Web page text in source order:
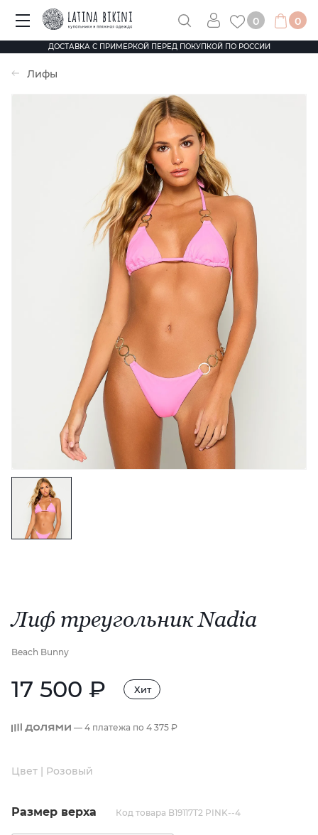
ДОСТАВКА С ПРИМЕРКОЙ ПЕРЕД ПОКУПКОЙ ПО РОССИИ
0 0
Лифы
Лиф треугольник Nadia
Beach Bunny
17 500 ₽ Хит
— 4 платежа по 4 375 ₽
Цвет | Розовый
Размер верха Код товара B19117T2 PINK--4